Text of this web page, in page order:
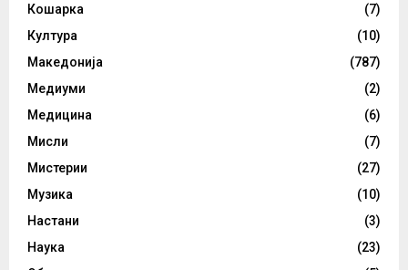
Кошарка
(7)
Култура
(10)
Македонија
(787)
Медиуми
(2)
Медицина
(6)
Мисли
(7)
Мистерии
(27)
Музика
(10)
Настани
(3)
Наука
(23)